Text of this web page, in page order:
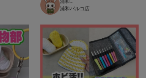
浦和パルコ店